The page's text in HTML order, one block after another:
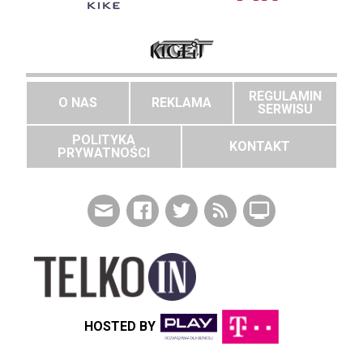
O NAS REKLAMA
REGULAMIN
SERWISU
POLITYKA
PRYWATNOŚCI
KONTAKT
HOSTED BY